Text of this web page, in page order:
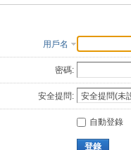
用戶名
密碼:
安全提問:
自動登錄
登錄